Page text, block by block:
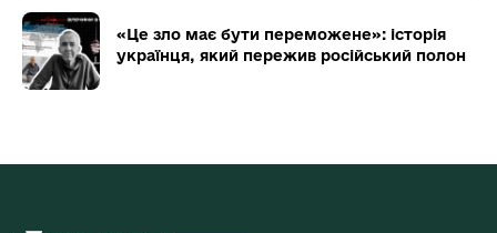
«Це зло має бути переможене»: історія
українця, який пережив російський полон